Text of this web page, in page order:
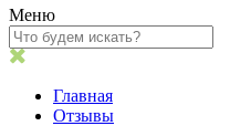
Меню
Главная
Отзывы